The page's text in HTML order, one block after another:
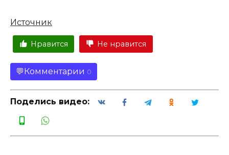
Источник
Нравится Не нравится
Комментарии 0
Поделись видео: